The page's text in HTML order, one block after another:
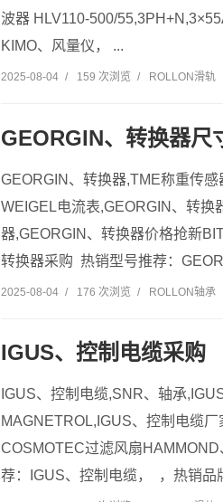
波器 HLV110-500/
KIMO、风量仪， ...
2025-08-04 / 159 次浏览 / ROLLON滑轨
GEORGIN、转换器尺
GEORGIN、转换器,TME称重传
WEIGEL电流表,GEORGIN、转
器,GEORGIN、转换器价格抢新
转换器采购 热销型号推荐：
2025-08-04 / 176 次浏览 / ROLLON轴承
IGUS、控制电缆采购
IGUS、控制电缆,SNR、轴承
MAGNETROL,IGUS、控制电缆
COSMOTEC过滤风扇
荐：IGUS、控制电缆， ，热销品